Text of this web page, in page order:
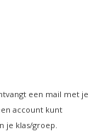
een mail met je
account kunt
je klas/groep.